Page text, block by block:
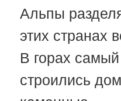
Альпы
этих странах
В горах
строились